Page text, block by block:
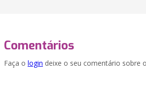
Comentários
Faça o login deixe o seu comentário sobre